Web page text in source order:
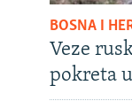
BOSNA I
Veze
pokreta